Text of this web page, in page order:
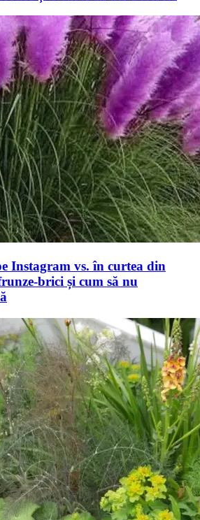
Instagram vs. în curtea din
brici și cum să nu